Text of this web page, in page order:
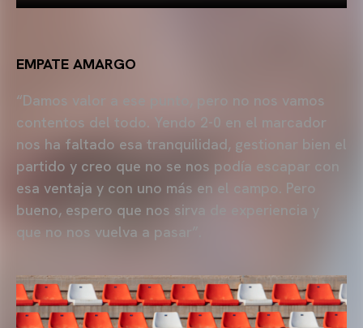
EMPATE AMARGO
“Damos valor a ese punto, pero no nos vamos
contentos del todo. Yendo 2-0 en el marcador
nos ha faltado esa tranquilidad, gestionar bien el
partido y creo que no se nos podía escapar con
esa ventaja y con uno más en el campo. Pero
bueno, espero que nos sirva de experiencia y
que no nos vuelva a pasar”.